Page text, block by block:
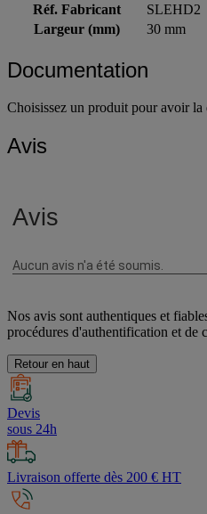
Réf. Fabricant
SLEHD2
Largeur (mm)
30 mm
Documentation
Choisissez un produit pour avoir la
Avis
Nos avis sont authentiques et
procédures d'authentification et de
Retour en haut
Devis
sous 24h
Livraison offerte dès 200 € HT